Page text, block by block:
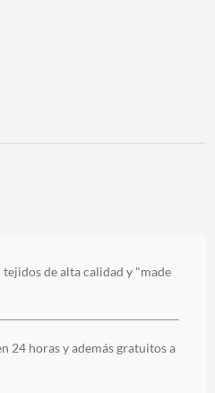
tejidos de alta calidad y "made
24 horas y además gratuitos a